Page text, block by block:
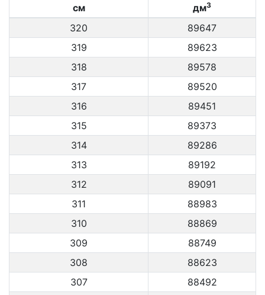
см
дм3
320
89647
319
89623
318
89578
317
89520
316
89451
315
89373
314
89286
313
89192
312
89091
311
88983
310
88869
309
88749
308
88623
307
88492